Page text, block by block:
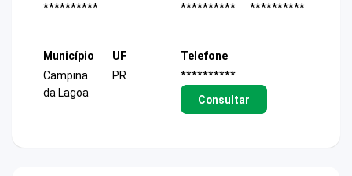
**********
**********
**********
Município
Campina
da Lagoa
UF
PR
Telefone
**********
Consultar